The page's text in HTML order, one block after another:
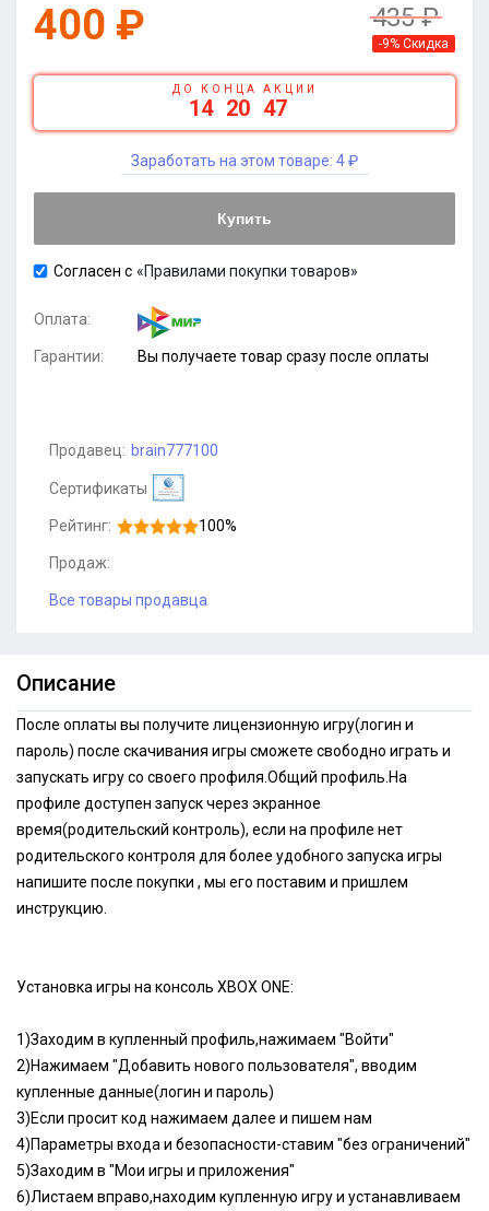
400 ₽ 435 ₽
-9% Скидка
ДО КОНЦА АКЦИИ
14 20 47
Заработать на этом товаре: 4 ₽
Купить
Согласен с «Правилами покупки товаров»
Оплата:
Гарантии: Вы получаете товар сразу после оплаты
Продавец: brain777100
Сертификаты
Рейтинг: 100%
Продаж:
Все товары продавца
Описание
После оплаты вы получите лицензионную игру(логин и
пароль) после скачивания игры сможете свободно играть и
запускать игру со своего профиля.Общий профиль.На
профиле доступен запуск через экранное
время(родительский контроль), если на профиле нет
родительского контроля для более удобного запуска игры
напишите после покупки , мы его поставим и пришлем
инструкцию.
Установка игры на консоль XBOX ONE:
1)Заходим в купленный профиль,нажимаем "Войти"
2)Нажимаем "Добавить нового пользователя", вводим
купленные данные(логин и пароль)
3)Если просит код нажимаем далее и пишем нам
4)Параметры входа и безопасности-ставим "без ограничений"
5)Заходим в "Мои игры и приложения"
6)Листаем вправо,находим купленную игру и устанавливаем